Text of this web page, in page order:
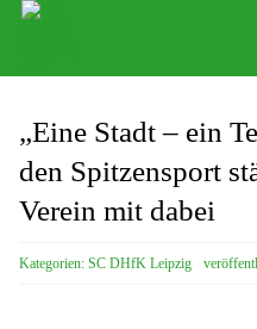
Zum
springen
„Eine Stadt – ein
den Spitzensport
Verein mit dabei
Kategorien: SC DHfK Leipzig